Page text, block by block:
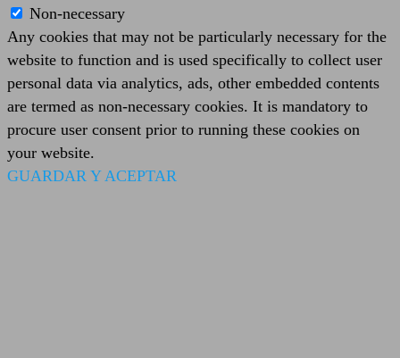
Non-necessary
Any cookies that may not be particularly necessary for the
website to function and is used specifically to collect user
personal data via analytics, ads, other embedded contents
are termed as non-necessary cookies. It is mandatory to
procure user consent prior to running these cookies on
your website.
GUARDAR Y ACEPTAR